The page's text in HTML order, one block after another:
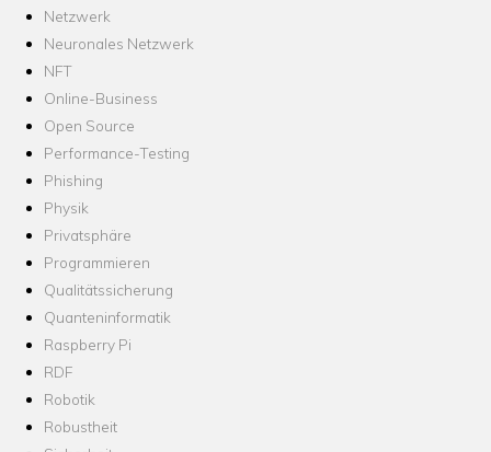
Netzwerk
Neuronales Netzwerk
NFT
Online-Business
Open Source
Performance-Testing
Phishing
Physik
Privatsphäre
Programmieren
Qualitätssicherung
Quanteninformatik
Raspberry Pi
RDF
Robotik
Robustheit